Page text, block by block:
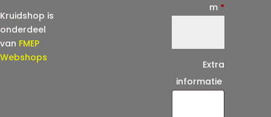
Kruidshop is
onderdeel
van FMEP
Webshops
m *
Extra
informatie